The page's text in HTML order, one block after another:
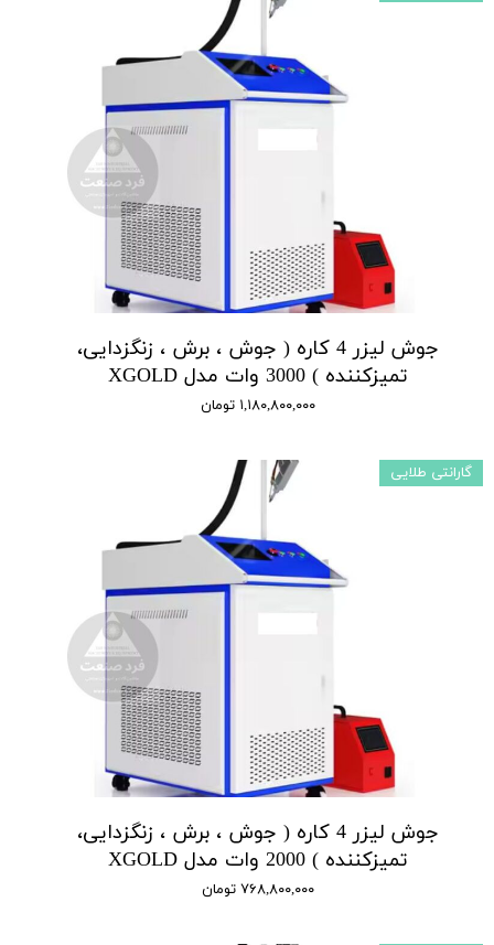
جوش لیزر 4 کاره ( جوش ، برش ، زنگزدایی،
تمیزکننده ) 3000 وات مدل XGOLD
۱,۱۸۰,۸۰۰,۰۰۰ تومان
جوش لیزر 4 کاره ( جوش ، برش ، زنگزدایی،
تمیزکننده ) 2000 وات مدل XGOLD
۷۶۸,۸۰۰,۰۰۰ تومان
گارانتی طلایی